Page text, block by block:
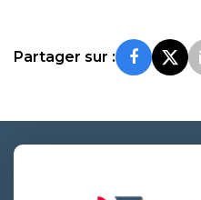
Partager sur :